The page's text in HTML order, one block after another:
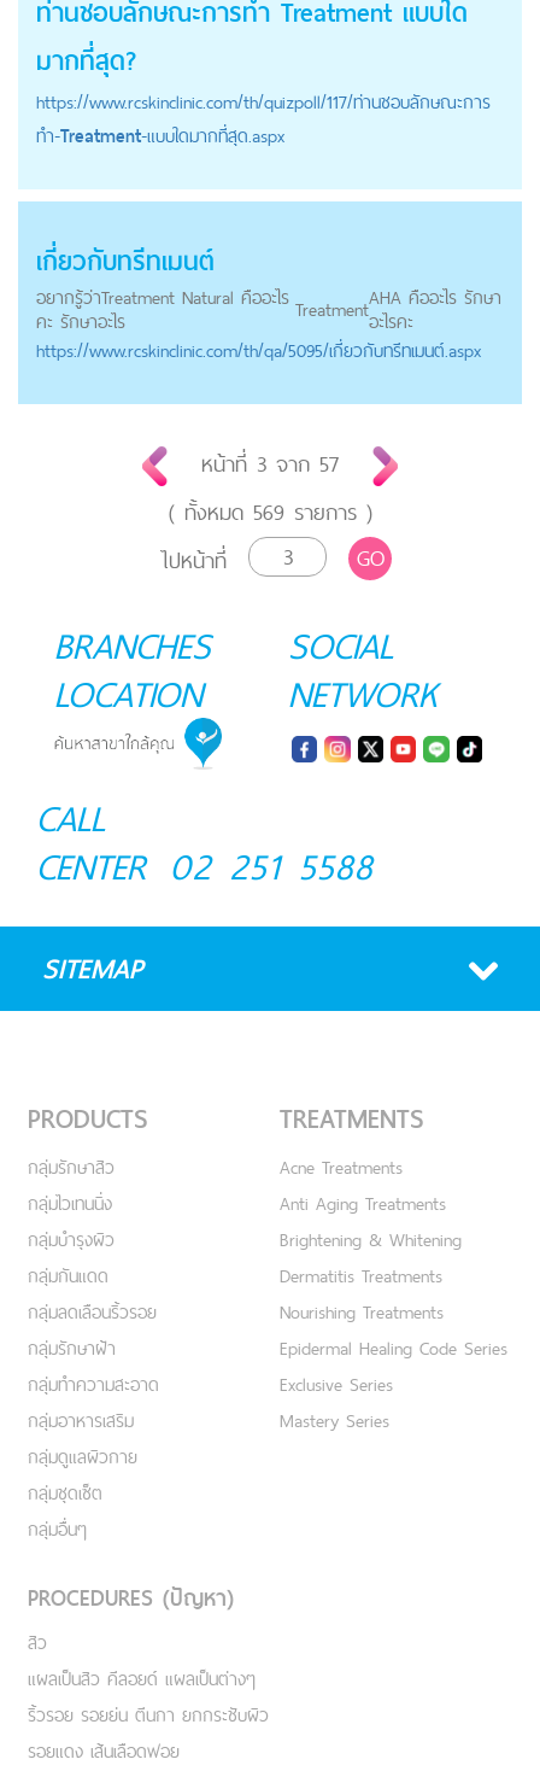
ท่านชอบลักษณะการทำ Treatmentแบบใด
มากที่สุด?
https://www.rcskinclinic.com/th/quizpoll/117/ท่านชอบลักษณะการ
ทำ-Treatment-แบบใดมากที่สุด.aspx
เกี่ยวกับทรีทเมนต์
อยากรู้ว่าTreatment Natural คืออะไร
คะ รักษาอะไร
TreatmentAHA คืออะไร รักษา
อะไรคะ
https://www.rcskinclinic.com/th/qa/5095/เกี่ยวกับทรีทเมนต์.aspx
หน้าที่ 3 จาก 57
( ทั้งหมด 569 รายการ )
ไปหน้าที่
GO
BRANCHES
LOCATION
SOCIAL
NETWORK
CALL
CENTER 02 251 5588
SITEMAP
PRODUCTS
กลุ่มรักษาสิว
กลุ่มไวเทนนิ่ง
กลุ่มบำรุงผิว
กลุ่มกันแดด
กลุ่มลดเลือนริ้วรอย
กลุ่มรักษาฝ้า
กลุ่มทำความสะอาด
กลุ่มอาหารเสริม
กลุ่มดูแลผิวกาย
กลุ่มชุดเซ็ต
กลุ่มอื่นๆ
TREATMENTS
Acne Treatments
Anti Aging Treatments
Brightening & Whitening
Dermatitis Treatments
Nourishing Treatments
Epidermal Healing Code Series
Exclusive Series
Mastery Series
PROCEDURES (ปัญหา)
สิว
แผลเป็นสิว คีลอยด์ แผลเป็นต่างๆ
ริ้วรอย รอยย่น ตีนกา ยกกระชับผิว
รอยแดง เส้นเลือดฟอย